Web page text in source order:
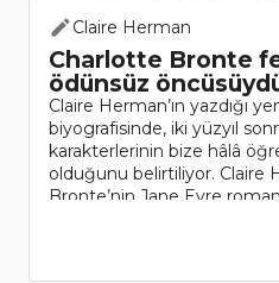
Claire Herman
Charlotte Bronte
ödünsüz
Claire Herman’ın yazdığı
biyografisinde, iki yüzyıl
karakterlerinin bize hâlâ
olduğunu belirtiliyor. Claire
Bronte’nin Jane Eyre